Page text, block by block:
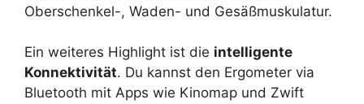
Oberschenkel-, Waden- und Gesäßmuskulatur.
Ein weiteres Highlight ist die intelligente
Konnektivität. Du kannst den Ergometer via
Bluetooth mit Apps wie Kinomap und Zwift